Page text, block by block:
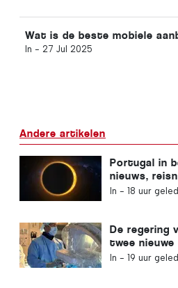
Wat is de beste mobiele
In - 27 Jul 2025
Andere artikelen
Portugal in
nieuws,
belangrijkste
In - 18 uur
De regering
twee nieuwe
In - 19 uur